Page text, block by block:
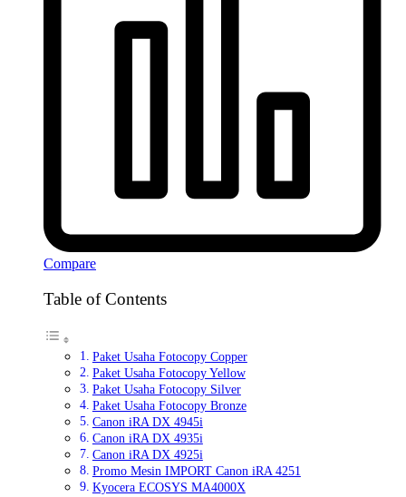
Compare
Table of Contents
Paket Usaha Fotocopy Copper
Paket Usaha Fotocopy Yellow
Paket Usaha Fotocopy Silver
Paket Usaha Fotocopy Bronze
Canon iRA DX 4945i
Canon iRA DX 4935i
Canon iRA DX 4925i
Promo Mesin IMPORT Canon iRA 4251
Kyocera ECOSYS MA4000X